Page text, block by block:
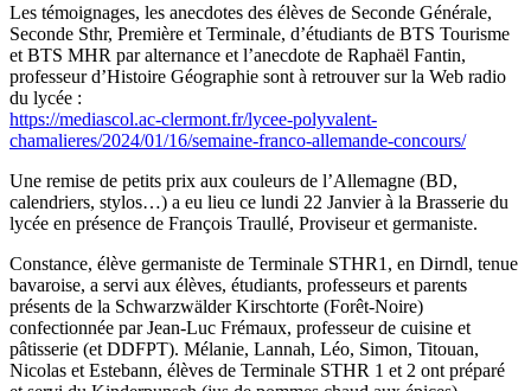
Les témoignages, les anecdotes des élèves de Seconde Générale,
Seconde Sthr, Première et Terminale, d’étudiants de BTS Tourisme
et BTS MHR par alternance et l’anecdote de Raphaël Fantin,
professeur d’Histoire Géographie sont à retrouver sur la Web radio
du lycée :
https://mediascol.ac-clermont.fr/lycee-polyvalent-
chamalieres/2024/01/16/semaine-franco-allemande-concours/
Une remise de petits prix aux couleurs de l’Allemagne (BD,
calendriers, stylos…) a eu lieu ce lundi 22 Janvier à la Brasserie du
lycée en présence de François Traullé, Proviseur et germaniste.
Constance, élève germaniste de Terminale STHR1, en Dirndl, tenue
bavaroise, a servi aux élèves, étudiants, professeurs et parents
présents de la Schwarzwälder Kirschtorte (Forêt-Noire)
confectionnée par Jean-Luc Frémaux, professeur de cuisine et
pâtisserie (et DDFPT). Mélanie, Lannah, Léo, Simon, Titouan,
Nicolas et Estebann, élèves de Terminale STHR 1 et 2 ont préparé